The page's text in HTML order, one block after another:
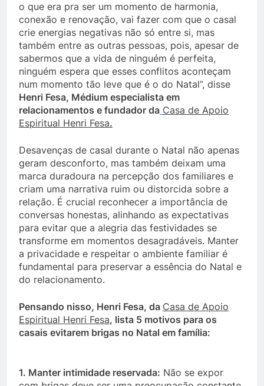
o que era pra ser um momento de harmonia,
conexão e renovação, vai fazer com que o casal
crie energias negativas não só entre si, mas
também entre as outras pessoas, pois, apesar de
sabermos que a vida de ninguém é perfeita,
ninguém espera que esses conflitos aconteçam
num momento tão leve que é o do Natal”, disse
Henri Fesa, Médium especialista em
relacionamentos e fundador da Casa de Apoio
Espiritual Henri Fesa.
Desavenças de casal durante o Natal não apenas
geram desconforto, mas também deixam uma
marca duradoura na percepção dos familiares e
criam uma narrativa ruim ou distorcida sobre a
relação. É crucial reconhecer a importância de
conversas honestas, alinhando as expectativas
para evitar que a alegria das festividades se
transforme em momentos desagradáveis. Manter
a privacidade e respeitar o ambiente familiar é
fundamental para preservar a essência do Natal e
do relacionamento.
Pensando nisso, Henri Fesa, da Casa de Apoio
Espiritual Henri Fesa, lista 5 motivos para os
casais evitarem brigas no Natal em família:
1. Manter intimidade reservada: Não se expor